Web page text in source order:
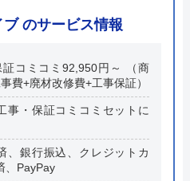
のサービス情報
証コミコミ92,950円～ （商
費+廃材改修費+工事保証）
事・保証コミコミセットに
、銀行振込、クレジットカ
、PayPay